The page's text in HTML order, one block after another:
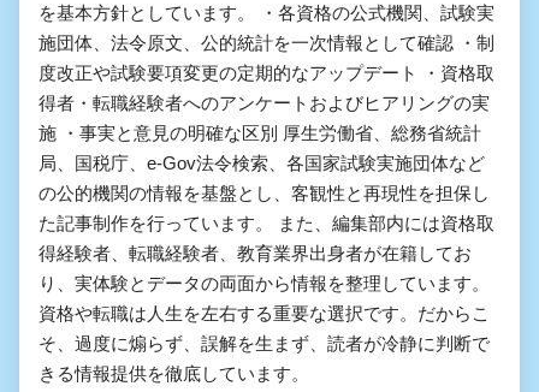
を基本方針としています。 ・各資格の公式機関、試験実
施団体、法令原文、公的統計を一次情報として確認 ・制
度改正や試験要項変更の定期的なアップデート ・資格取
得者・転職経験者へのアンケートおよびヒアリングの実
施 ・事実と意見の明確な区別 厚生労働省、総務省統計
局、国税庁、e-Gov法令検索、各国家試験実施団体など
の公的機関の情報を基盤とし、客観性と再現性を担保し
た記事制作を行っています。 また、編集部内には資格取
得経験者、転職経験者、教育業界出身者が在籍してお
り、実体験とデータの両面から情報を整理しています。
資格や転職は人生を左右する重要な選択です。だからこ
そ、過度に煽らず、誤解を生まず、読者が冷静に判断で
きる情報提供を徹底しています。